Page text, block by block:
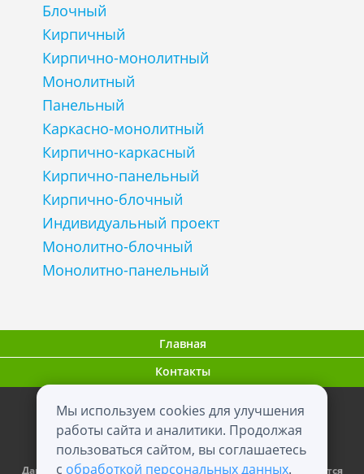
Мы используем cookies для улучшения
работы сайта и аналитики. Продолжая
пользоваться сайтом, вы соглашаетесь
с обработкой персональных данных.
Блочный
Кирпичный
Кирпично-монолитный
Монолитный
Панельный
Каркасно-монолитный
Кирпично-каркасный
Кирпично-панельный
Кирпично-блочный
Индивидуальный проект
Монолитно-блочный
Монолитно-панельный
Главная
Контакты
ООО "ВНовостройке.ру"
2012 - 2026 0+
Данный сайт носит информационный характер и не является